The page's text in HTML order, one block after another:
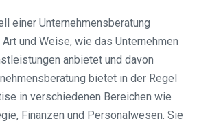
einer Unternehmensberatung
und Weise, wie das Unternehmen
anbietet und davon
bietet in der Regel
in verschiedenen Bereichen wie
Finanzen und Personalwesen. Sie